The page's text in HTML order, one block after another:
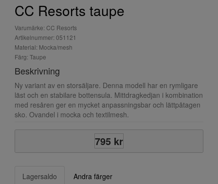
CC Resorts taupe
Varumärke: CC Resorts
Artikelnummer: 051121
Material: Mocka/mesh
Färg: Taupe
Beskrivning
Ny variant av en storsäljare. Denna modell har en rymligare
läst och en stabilare bottensula. Mittdragkedjan i kombination
med resåren ger en mycket anpassningsbar och lättpåtagen
sko. Ovandel i mocka och textilmesh.
795 kr
Lagersaldo Andra färger